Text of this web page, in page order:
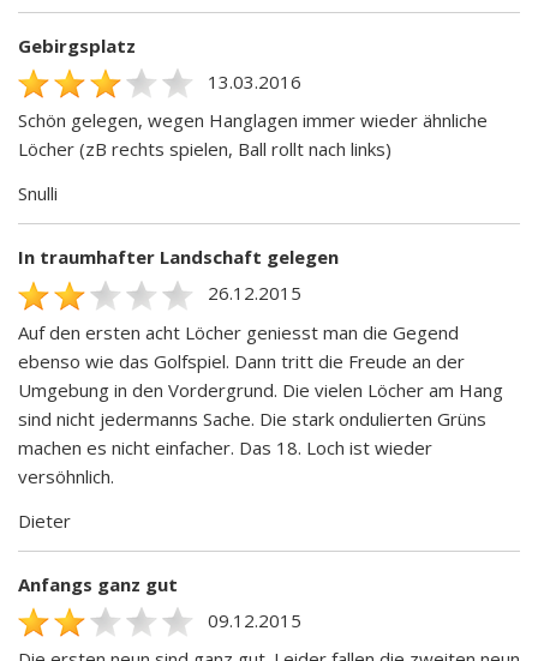
Gebirgsplatz
13.03.2016
Schön gelegen, wegen Hanglagen immer wieder ähnliche
Löcher (zB rechts spielen, Ball rollt nach links)
Snulli
In traumhafter Landschaft gelegen
26.12.2015
Auf den ersten acht Löcher geniesst man die Gegend
ebenso wie das Golfspiel. Dann tritt die Freude an der
Umgebung in den Vordergrund. Die vielen Löcher am Hang
sind nicht jedermanns Sache. Die stark ondulierten Grüns
machen es nicht einfacher. Das 18. Loch ist wieder
versöhnlich.
Dieter
Anfangs ganz gut
09.12.2015